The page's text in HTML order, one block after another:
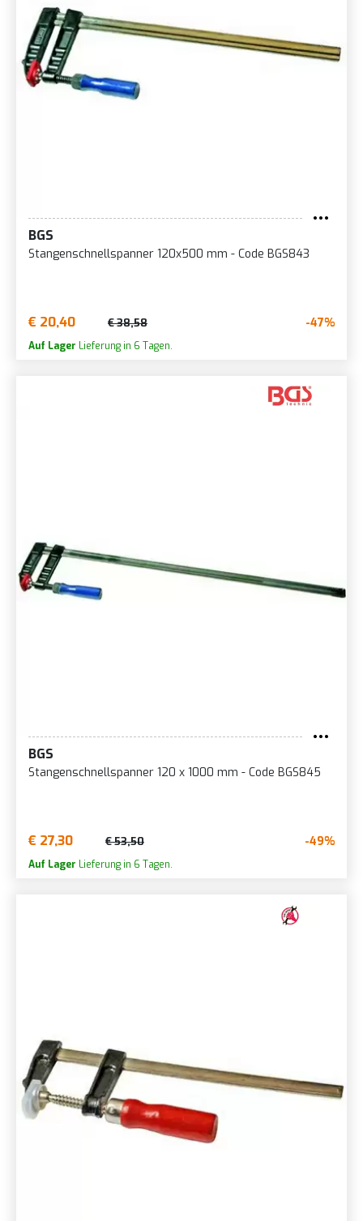
BGS
Stangenschnellspanner 120x500 mm - Code BGS843
€ 20,40 € 38,58 -47%
Auf Lager Lieferung in 6 Tagen.
BGS
Stangenschnellspanner 120 x 1000 mm - Code BGS845
€ 27,30 € 53,50 -49%
Auf Lager Lieferung in 6 Tagen.